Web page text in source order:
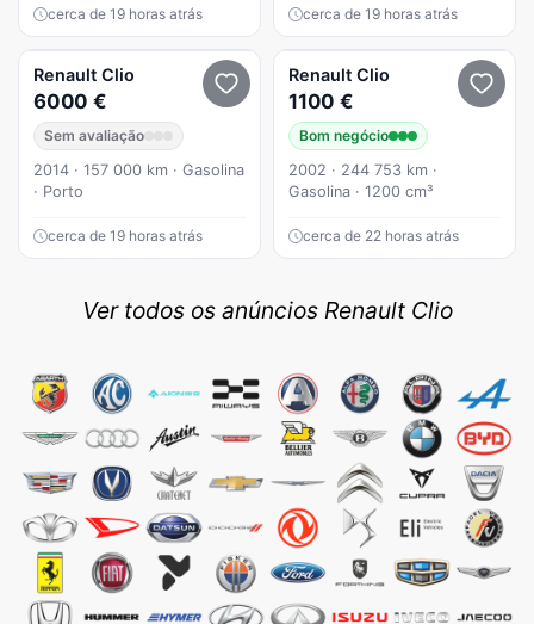
cerca de 19 horas atrás cerca de 19 horas atrás
Renault Clio
6000 €
Sem avaliação
2014 · 157 000 km · Gasolina
· Porto
cerca de 19 horas atrás
Renault Clio
1100 €
Bom negócio
2002 · 244 753 km ·
Gasolina · 1200 cm³
cerca de 22 horas atrás
Ver todos os anúncios Renault Clio